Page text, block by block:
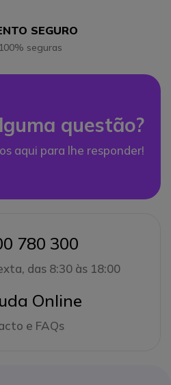
SEGURO
seguras
questão?
aqui para lhe responder!
780 300
das 8:30 às 18:00
Online
e FAQs